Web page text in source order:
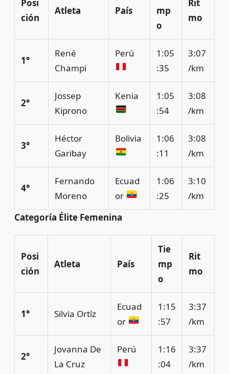
Posi
ción
Atleta País
mp
o
Rit
mo
1°
René
Champi
Perú
1:05
:35
3:07
/km
2°
Jossep
Kiprono
Kenia
1:05
:54
3:08
/km
3°
Héctor
Garibay
Bolivia
1:06
:11
3:08
/km
4°
Fernando
Moreno
Ecuad
or
1:06
:25
3:10
/km
Categoría Élite Femenina
Posi
ción
Atleta País
Tie
mp
o
Rit
mo
1° Silvia Ortíz
Ecuad
or
1:15
:57
3:37
/km
2°
Jovanna De
La Cruz
Perú
1:16
:04
3:37
/km